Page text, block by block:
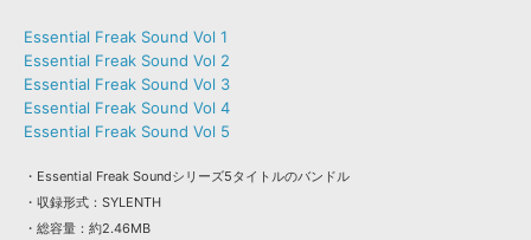
Essential Freak Sound Vol 1
Essential Freak Sound Vol 2
Essential Freak Sound Vol 3
Essential Freak Sound Vol 4
Essential Freak Sound Vol 5
・Essential Freak Soundシリーズ5タイトルのバンドル
・収録形式：SYLENTH
・総容量：約2.46MB